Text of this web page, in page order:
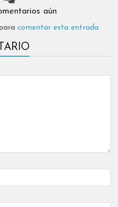
aún
comentar esta entrada